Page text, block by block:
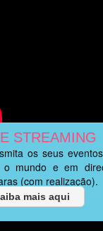
mais aqui
STREAMING
os seus
o mundo e em
(com realização).